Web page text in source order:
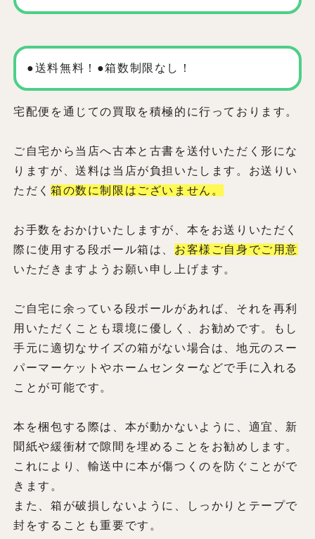
●送料無料！●箱数制限なし！
宅配便を通じての買取を積極的に行っております。
ご自宅から当店へ古本と古書を送付いただく形にな
りますが、送料は当店が負担いたします。お送りい
ただく 箱の数に制限はございません。
お手数をおかけいたしますが、本をお送りいただく
際に使用する段ボール箱は、 お客様ご自身でご用意
いただきますようお願い申し上げます。
ご自宅に余っている段ボールがあれば、それを再利
用いただくことも環境に優しく、お勧めです。もし
手元に適切なサイズの箱がない場合は、地元のスー
パーマーケットやホームセンターなどで手に入れる
ことが可能です。
本を梱包する際は、本が動かないように、適宜、新
聞紙や緩衝材で隙間を埋めることをお勧めします。
これにより、輸送中に本が傷つくのを防ぐことがで
きます。
また、箱が破損しないように、しっかりとテープで
封をすることも重要です。